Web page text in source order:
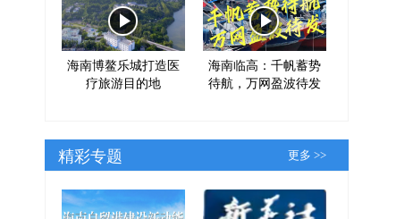
海南博鳌乐城打造医
疗旅游目的地
海南临高：千帆蓄势
待航，万网盈波待发
精彩专题 更多 >>